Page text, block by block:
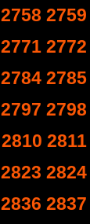
2758 2759
2771 2772
2784 2785
2797 2798
2810 2811
2823 2824
2836 2837